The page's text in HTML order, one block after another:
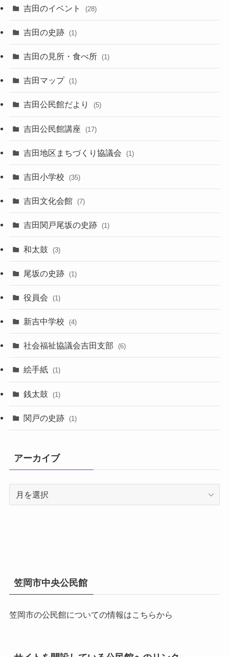
吉田のイベント (28)
吉田の史跡 (1)
吉田の見所・食べ所 (1)
吉田マップ (1)
吉田公民館だより (5)
吉田公民館講座 (17)
吉田地区まちづくり協議会 (1)
吉田小学校 (35)
吉田文化会館 (7)
吉田関戸尾坂の史跡 (1)
和太鼓 (3)
尾坂の史跡 (1)
役員会 (1)
新吉中学校 (4)
社会福祉協議会吉田支部 (6)
絵手紙 (1)
銭太鼓 (1)
関戸の史跡 (1)
アーカイブ
笠岡市中央公民館
笠岡市の公民館についての情報はこちらから